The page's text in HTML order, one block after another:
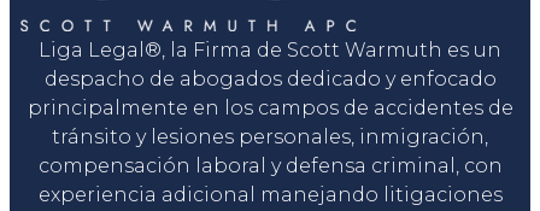
Liga Legal®, la Firma de Scott Warmuth es un
despacho de abogados dedicado y enfocado
principalmente en los campos de accidentes de
tránsito y lesiones personales, inmigración,
compensación laboral y defensa criminal, con
experiencia adicional manejando litigaciones